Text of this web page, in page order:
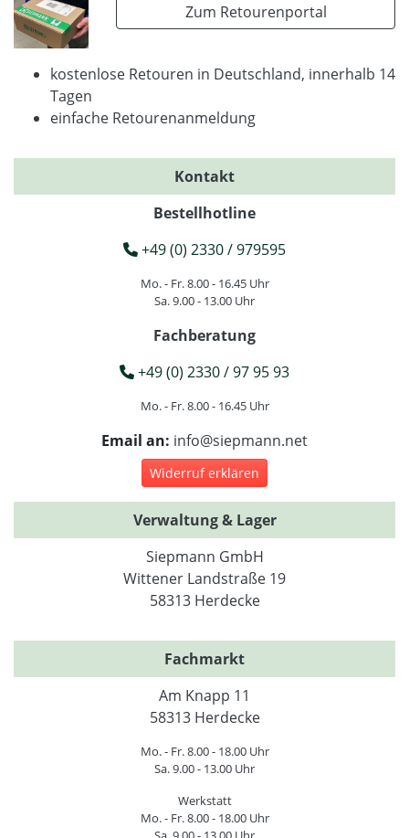
Zum Retourenportal
kostenlose Retouren in Deutschland, innerhalb 14
Tagen
einfache Retourenanmeldung
Kontakt
Bestellhotline
+49 (0) 2330 / 979595
Mo. - Fr. 8.00 - 16.45 Uhr
Sa. 9.00 - 13.00 Uhr
Fachberatung
+49 (0) 2330 / 97 95 93
Mo. - Fr. 8.00 - 16.45 Uhr
Email an: info@siepmann.net
Widerruf erklären
Verwaltung & Lager
Siepmann GmbH
Wittener Landstraße 19
58313 Herdecke
Fachmarkt
Am Knapp 11
58313 Herdecke
Mo. - Fr. 8.00 - 18.00 Uhr
Sa. 9.00 - 13.00 Uhr
Werkstatt
Mo. - Fr. 8.00 - 18.00 Uhr